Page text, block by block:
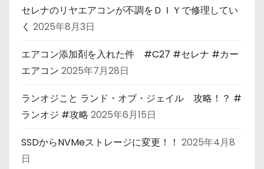
セレナのリヤエアコンが不調をＤＩＹで修理してい
く 2025年8月3日
エアコン添加剤を入れた件 #C27 #セレナ #カー
エアコン 2025年7月28日
ランオジこと ランド・オブ・ジェイル 攻略！？ #
ランオジ #攻略 2025年6月15日
SSDからNVMeストレージに変更！！ 2025年4月8
日